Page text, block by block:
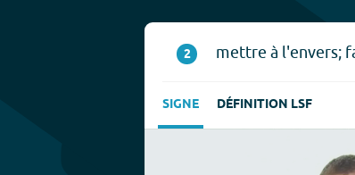
2 mettre à l'envers;
SIGNE DÉFINITION LSF